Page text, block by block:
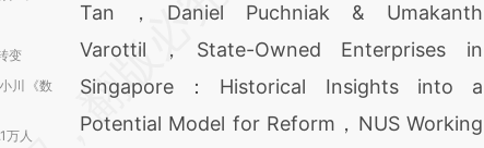
变
川《数
万人
Tan，Daniel Puchniak & Umakanth
Varottil，State-Owned Enterprises in
Singapore：Historical Insights into a
Potential Model for Reform，NUS Working